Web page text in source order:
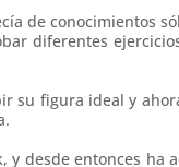
de conocimientos
diferentes
su figura ideal y
y desde entonces ha